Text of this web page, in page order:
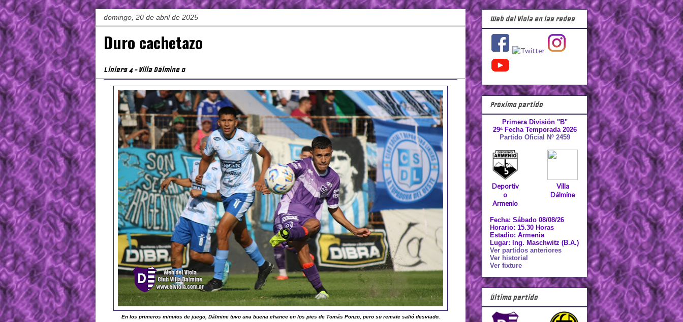
domingo, 20 de abril de 2025
Duro cachetazo
Liniers 4 - Villa Dálmine 0
En los primeros minutos de juego, Dálmine tuvo una buena chance en los pies de Tomás Ponzo, pero su remate salió desviado.
Web del Viola en las redes
Próximo partido
Primera División "B"
29ª Fecha Temporada 2026
Partido Oficial Nº 2459
Deportiv
o
Armenio
Villa
Dálmine
Fecha: Sábado 08/08/26
Horario: 15.30 Horas
Estadio: Armenia
Lugar: Ing. Maschwitz (B.A.)
Ver partidos anteriores
Ver historial
Ver fixture
Último partido